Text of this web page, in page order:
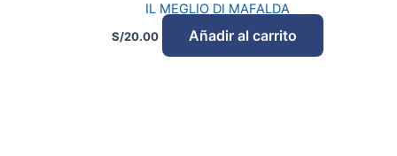
IL MEGLIO DI MAFALDA
S/20.00 Añadir al carrito